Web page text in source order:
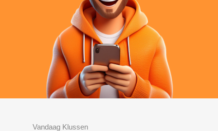
Vandaag Klussen